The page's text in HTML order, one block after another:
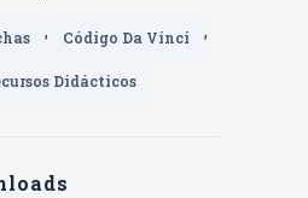
, Código Da Vinci ,
Didácticos